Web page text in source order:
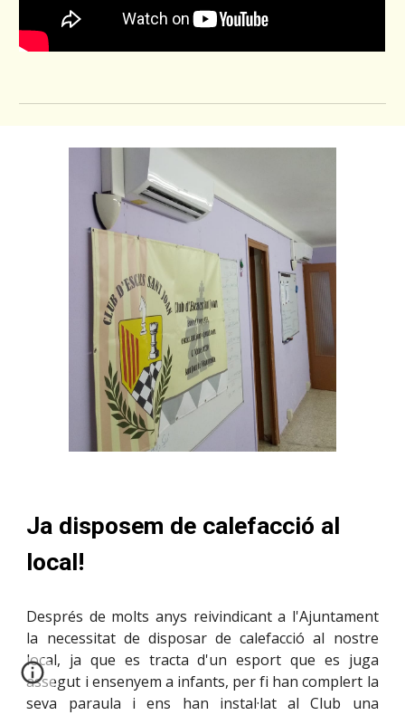
Ja disposem de calefacció al
local!
Després de molts anys reivindicant a l'Ajuntament
la necessitat de disposar de calefacció al nostre
local, ja que es tracta d'un esport que es juga
assegut i ensenyem a infants, per fi han complert la
seva paraula i ens han instal·lat al Club una